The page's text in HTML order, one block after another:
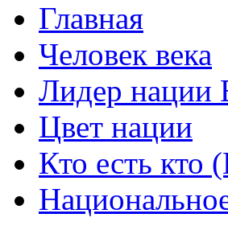
Главная
Человек века
Лидер нации
Цвет нации
Кто есть кто